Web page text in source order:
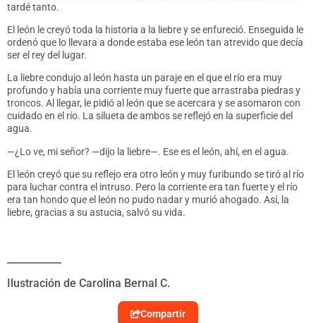
tardé tanto.
El león le creyó toda la historia a la liebre y se enfureció. Enseguida le
ordenó que lo llevara a donde estaba ese león tan atrevido que decía
ser el rey del lugar.
La liebre condujo al león hasta un paraje en el que el río era muy
profundo y había una corriente muy fuerte que arrastraba piedras y
troncos. Al llegar, le pidió al león que se acercara y se asomaron con
cuidado en el río. La silueta de ambos se reflejó en la superficie del
agua.
—¿Lo ve, mi señor? —dijo la liebre—. Ese es el león, ahí, en el agua.
El león creyó que su reflejo era otro león y muy furibundo se tiró al río
para luchar contra el intruso. Pero la corriente era tan fuerte y el río
era tan hondo que el león no pudo nadar y murió ahogado. Así, la
liebre, gracias a su astucia, salvó su vida.
Ilustración de Carolina Bernal C.
Compartir